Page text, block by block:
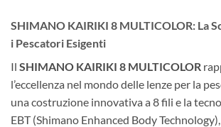
SHIMANO KAIRIKI 8 MULTICOLOR: La
i Pescatori Esigenti
Il SHIMANO KAIRIKI 8 MULTICOLOR
l’eccellenza nel mondo delle lenze per la
una costruzione innovativa a 8 fili e la
EBT (Shimano Enhanced Body